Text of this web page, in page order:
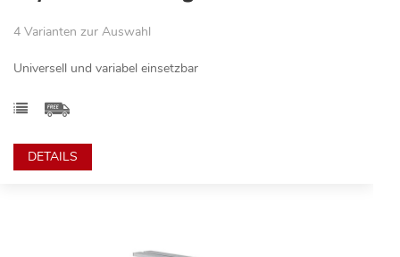
4 Varianten zur Auswahl
Universell und variabel einsetzbar
DETAILS